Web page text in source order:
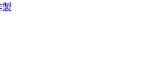
製